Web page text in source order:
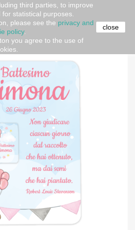
third parties, to improve
statistical purposes.
please see the privacy and
policy.
you agree to the use of
close
PRODUCTS Cioccolatini
collection"